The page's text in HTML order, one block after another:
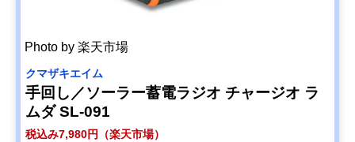
Photo by 楽天市場
クマザキエイム
手回し／ソーラー蓄電ラジオ チャージオ ラ
ムダ SL-091
税込み7,980円（楽天市場）